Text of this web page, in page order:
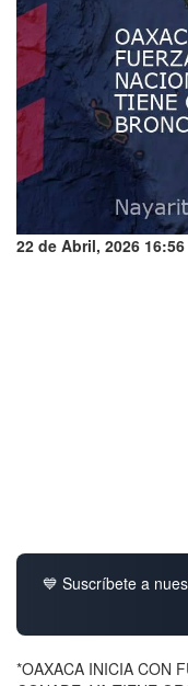
22 de Abril, 2026 16:56
💙 Suscríbete a
*OAXACA INICIA CON